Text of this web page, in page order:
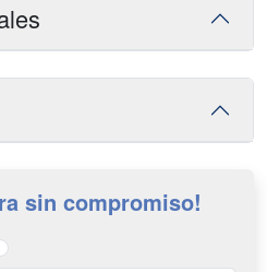
sin compromiso!